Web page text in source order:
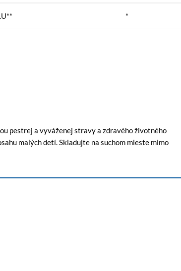
*
pestrej a vyváženej stravy a zdravého životného
malých detí. Skladujte na suchom mieste mimo